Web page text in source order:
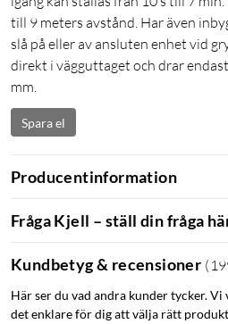
till 9 meters avstånd. Har även
slå på eller av ansluten enhet vid
direkt i vägguttaget och drar
mm.
Spara el
Producentinformation
Fråga Kjell – ställ din fråga
Kundbetyg & recensioner (
Här ser du vad andra kunder tycker.
det enklare för dig att välja rätt